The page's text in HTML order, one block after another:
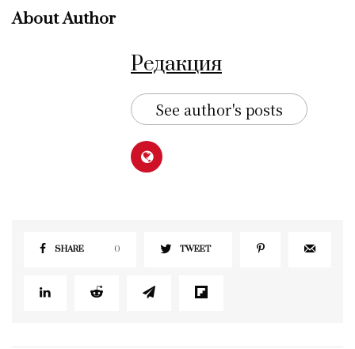
About Author
Редакция
See author's posts
SHARE 0 TWEET